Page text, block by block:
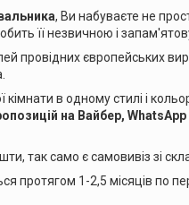
, Ви набуваєте не
її незвичною і
провідних європейських
кімнати в одному стилі і
на Вайбер,
так само є самовивіз зі
протягом 1-2,5 місяців по